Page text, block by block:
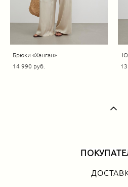
Брюки «Ханган»
14 990 pуб.